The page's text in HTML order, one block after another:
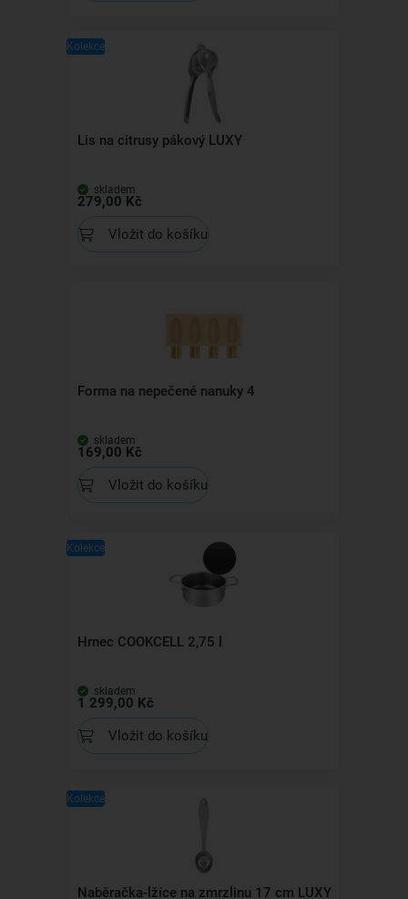
Kolekce
Lis na citrusy pákový LUXY
skladem
279,00 Kč
Vložit do košíku
Forma na nepečené nanuky 4
skladem
169,00 Kč
Vložit do košíku
Kolekce
Hrnec COOKCELL 2,75 l
skladem
1 299,00 Kč
Vložit do košíku
Kolekce
Naběračka-lžíce na zmrzlinu 17 cm LUXY